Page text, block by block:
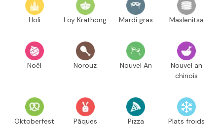
Holi Loy Krathong Mardi gras Maslenitsa
Noël Norouz Nouvel An
Nouvel an
chinois
Oktoberfest Pâques Pizza Plats froids